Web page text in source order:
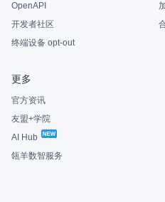
OpenAPI
开发者社区
终端设备 opt-out
更多
官方资讯
友盟+学院
AI Hub
瓴羊数智服务